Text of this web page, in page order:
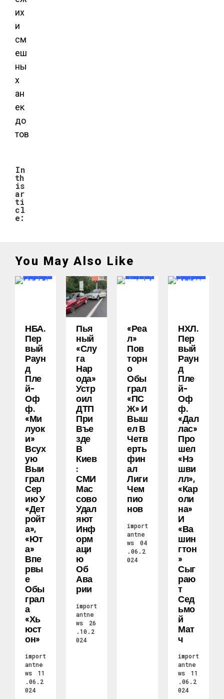
In
th
is
ar
ti
cl
e:
You May Also Like
НБА.
Пер
Вый
Раун
Д
Пле
Й-
Оф
Ф.
«Ми
Луок
И»
Всух
Ую
Выи
Грал
Сер
Ию У
«Дет
Ройт
А»,
«Ют
А»
Впе
Рвы
Е
Обы
Грал
А
«Хь
Юст
Он»
import
antne
ws
11
.06.2
024
Пья
Ный
«слу
Га
Нар
Ода»
Устр
Оил
ДТП
При
Въе
Зде
В
Киев
:
СМИ
Мас
Сово
Удал
Яют
Инф
Орм
Аци
Ю
Об
Ава
Рии
import
antne
ws
26
.10.2
024
«Реа
Л»
Пов
Торн
О
Обы
Грал
«ПС
Ж» И
Выш
Ел В
Четв
Ерть
Фин
Ал
Лиги
Чем
Пио
Нов
import
antne
ws
04
.06.2
024
НХЛ.
Пер
Вый
Раун
Д
Пле
Й-
Оф
Ф.
«Дал
Лас»
Про
Шел
«Нэ
Шви
Лл»,
«Кар
Оли
На»
И
«Ва
Шин
Гтон
»
Сыг
Раю
Т
Сед
Ьмо
Й
Мат
Ч
import
antne
ws
11
.06.2
024